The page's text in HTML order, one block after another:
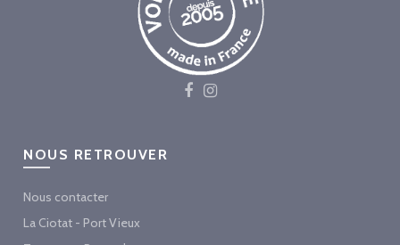
NOUS RETROUVER
Nous contacter
La Ciotat - Port Vieux